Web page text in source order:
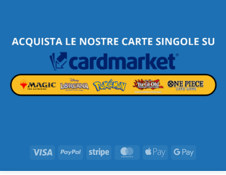
Visa PayPal Stripe MasterCard
Apple
Google